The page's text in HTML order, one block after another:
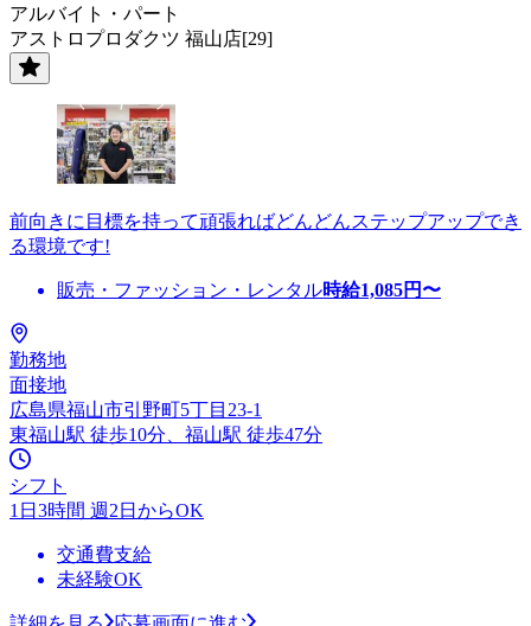
アルバイト・パート
アストロプロダクツ 福山店[29]
前向きに目標を持って頑張ればどんどんステップアップでき
る環境です!
販売・ファッション・レンタル時給1,085円〜
勤務地
面接地
広島県福山市引野町5丁目23-1
東福山駅 徒歩10分、福山駅 徒歩47分
シフト
1日3時間 週2日からOK
交通費支給
未経験OK